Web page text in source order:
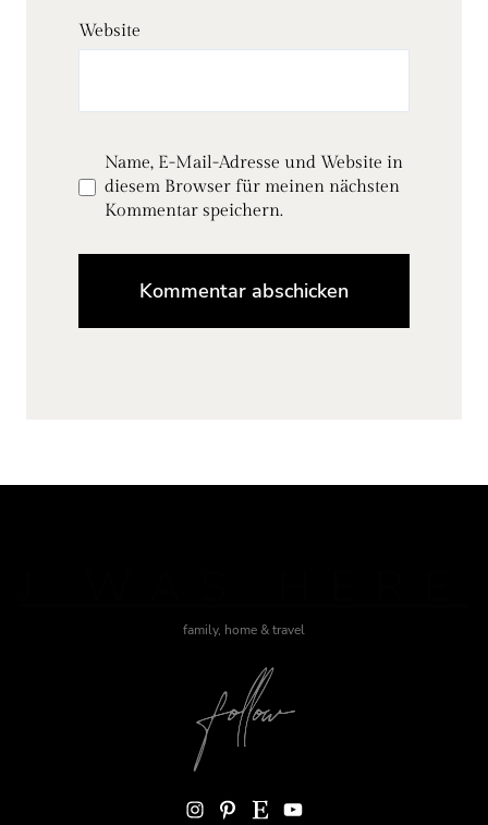
Website
Name, E-Mail-Adresse und Website in
diesem Browser für meinen nächsten
Kommentar speichern.
family, home & travel
Instagram Pinterest Etsy YouTube